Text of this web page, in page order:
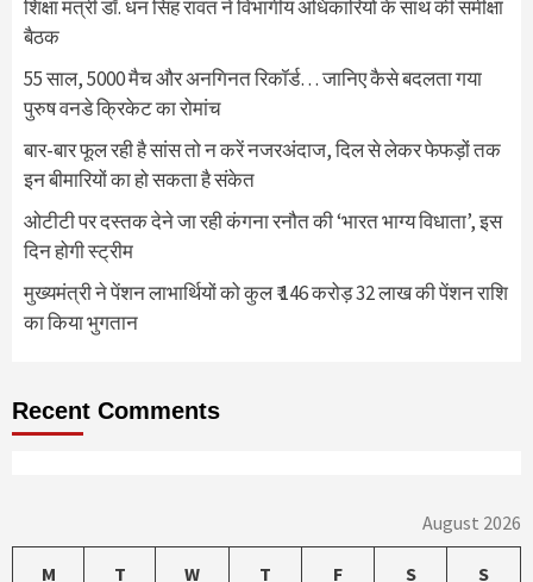
शिक्षा मंत्री डॉ. धन सिंह रावत ने विभागीय अधिकारियों के साथ की समीक्षा
बैठक
55 साल, 5000 मैच और अनगिनत रिकॉर्ड… जानिए कैसे बदलता गया
पुरुष वनडे क्रिकेट का रोमांच
बार-बार फूल रही है सांस तो न करें नजरअंदाज, दिल से लेकर फेफड़ों तक
इन बीमारियों का हो सकता है संकेत
ओटीटी पर दस्तक देने जा रही कंगना रनौत की ‘भारत भाग्य विधाता’, इस
दिन होगी स्ट्रीम
मुख्यमंत्री ने पेंशन लाभार्थियों को कुल ₹ 146 करोड़ 32 लाख की पेंशन राशि
का किया भुगतान
Recent Comments
August 2026
M T W T F S S